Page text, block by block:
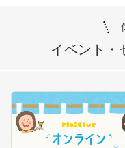
イベント・